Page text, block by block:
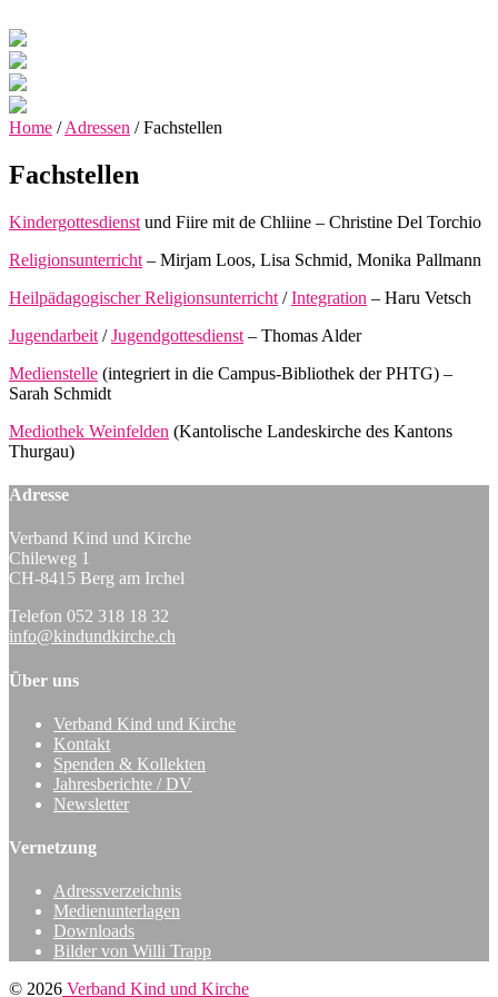
Home / Adressen /Fachstellen
Fachstellen
Kindergottesdienst und Fiire mit de Chliine – Christine Del Torchio
Religionsunterricht – Mirjam Loos, Lisa Schmid, Monika Pallmann
Heilpädagogischer Religionsunterricht /Integration – Haru Vetsch
Jugendarbeit /Jugendgottesdienst – Thomas Alder
Medienstelle (integriert in die Campus-Bibliothek der PHTG) –
Sarah Schmidt
Mediothek Weinfelden (Kantolische Landeskirche des Kantons
Thurgau)
Adresse
Verband Kind und Kirche
Chileweg 1
CH-8415 Berg am Irchel
Telefon 052 318 18 32
info@kindundkirche.ch
Über uns
Verband Kind und Kirche
Kontakt
Spenden & Kollekten
Jahresberichte / DV
Newsletter
Vernetzung
Adressverzeichnis
Medienunterlagen
Downloads
Bilder von Willi Trapp
© 2026 Verband Kind und Kirche